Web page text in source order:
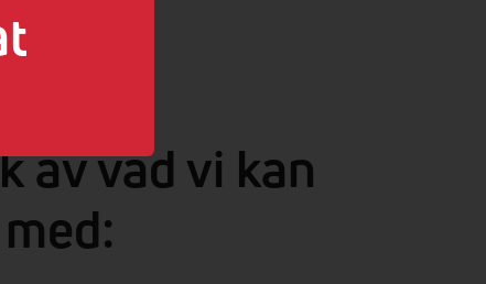
av vad vi kan